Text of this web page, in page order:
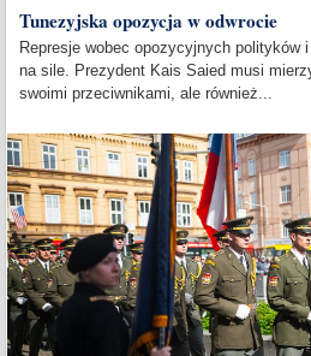
Tunezyjska opozycja w odwrocie
Represje wobec opozycyjnych polityków
na sile. Prezydent Kais Saied musi
swoimi przeciwnikami, ale również...